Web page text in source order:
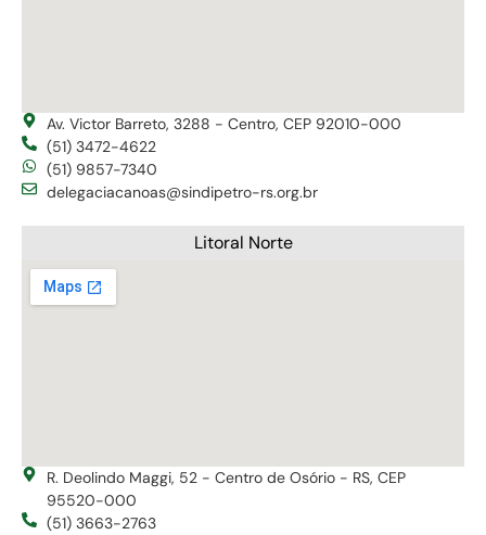
Av. Victor Barreto, 3288 - Centro, CEP 92010-000
(51) 3472-4622
(51) 9857-7340
delegaciacanoas@sindipetro-rs.org.br
Litoral Norte
R. Deolindo Maggi, 52 - Centro de Osório - RS, CEP
95520-000
(51) 3663-2763